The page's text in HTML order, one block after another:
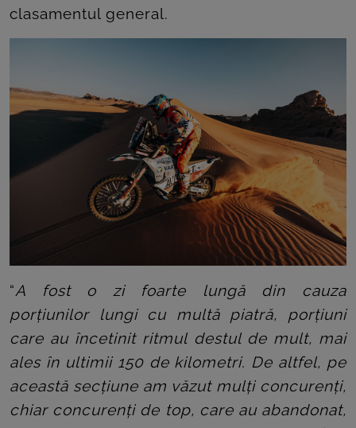
clasamentul general.
“A fost o zi foarte lungă din cauza
porțiunilor lungi cu multă piatră, porțiuni
care au încetinit ritmul destul de mult, mai
ales în ultimii 150 de kilometri. De altfel, pe
această secțiune am văzut mulți concurenți,
chiar concurenți de top, care au abandonat,